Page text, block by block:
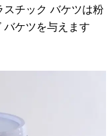
チック バケツは粉
ケツを与えます